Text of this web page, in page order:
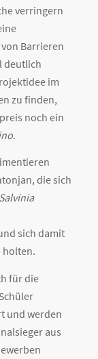
verringern
Barrieren
deutlich
im
zu finden,
noch ein
.
die sich
Salvinia
sich damit
holten.
für die
und werden
aus